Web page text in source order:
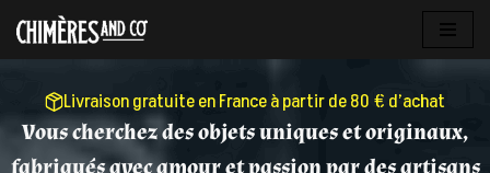
Aller
contenuLivraison gratuite en France à partir de 80 € d’achat
Vous cherchez des objets uniques et originaux,
fabriqués avec amour et passion par des artisans